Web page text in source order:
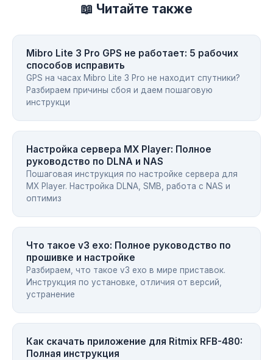
📖 Читайте также
Mibro Lite 3 Pro GPS не работает: 5 рабочих
способов исправить
GPS на часах Mibro Lite 3 Pro не находит спутники?
Разбираем причины сбоя и даем пошаговую
инструкци
Настройка сервера MX Player: Полное
руководство по DLNA и NAS
Пошаговая инструкция по настройке сервера для
MX Player. Настройка DLNA, SMB, работа с NAS и
оптимиз
Что такое v3 exo: Полное руководство по
прошивке и настройке
Разбираем, что такое v3 exo в мире приставок.
Инструкция по установке, отличия от версий,
устранение
Как скачать приложение для Ritmix RFB-480:
Полная инструкция